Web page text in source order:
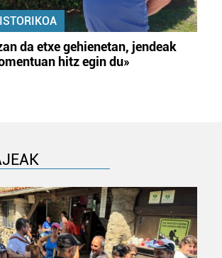
da etxe gehienetan, jendeak
hitz egin du»